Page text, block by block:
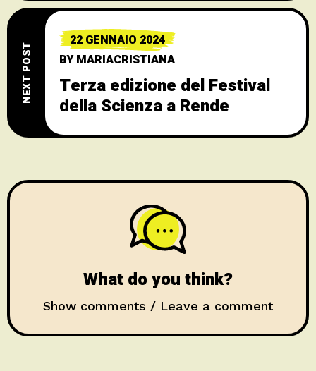
NEXT POST
22 GENNAIO 2024
BYMARIACRISTIANA
Terza edizione del Festival
della Scienza a Rende
What do you think?
Show comments / Leave a comment